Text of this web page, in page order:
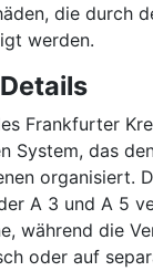
die durch
werden.
Frankfurter
System, das
organisiert.
A 3 und A 5
während die
oder auf